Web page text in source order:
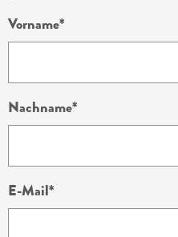
Vorname
Nachname
E-Mail